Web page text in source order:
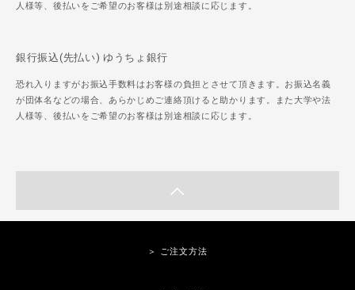
人様等、後払いをご希望のお客様は別途相談に応じます。
銀行振込(先払い) ゆうちょ銀行
恐れ入りますがお振込手数料はお客様の負担とさせて頂きます。お振込名義
が団体名などの場合、あらかじめご連絡頂けると助かります。また大学や法
人様等、後払いをご希望のお客様は別途相談に応じます。
＞ ご注文方法